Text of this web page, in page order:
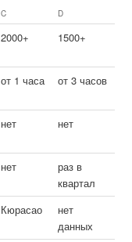
C
D
2000+ 1500+
от 1 часа от 3 часов
нет нет
нет
раз в
квартал
Кюрасао
нет
данных